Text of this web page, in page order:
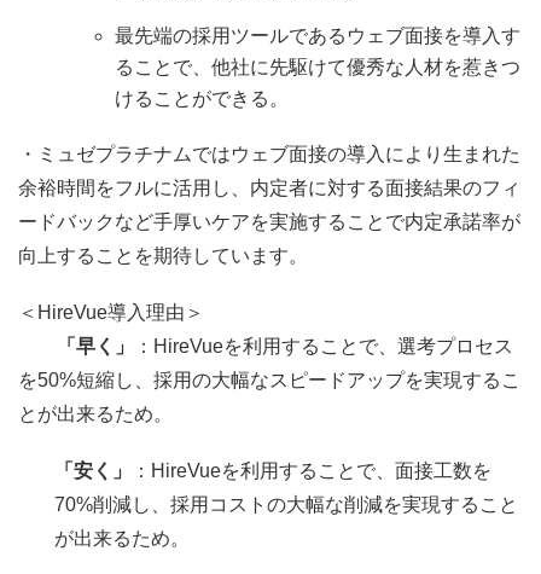
最先端の採用ツールであるウェブ面接を導入す
ることで、他社に先駆けて優秀な人材を惹きつ
けることができる。
・ミュゼプラチナムではウェブ面接の導入により生まれた
余裕時間をフルに活用し、内定者に対する面接結果のフィ
ードバックなど手厚いケアを実施することで内定承諾率が
向上することを期待しています。
＜ HireVue導入理由＞
「早く」
： HireVueを利用することで、 選考プロセス
を50%短縮し
、採用の大幅なスピードアップを実現するこ
とが出来るため。
「安く」 ： HireVueを利用することで、 面接工数を
70%削減し
、採用コストの大幅な削減を実現すること
が出来るため。